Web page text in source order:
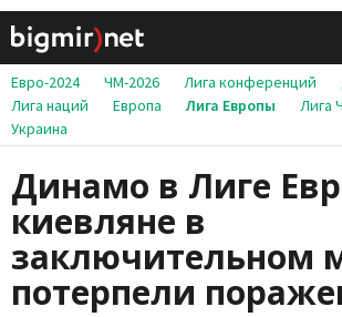
Евро-2024 ЧМ-2026 Лига конференций
Лига наций
Европа Лига Европы
Лига
Украина
Динамо в Лиге
киевляне в
заключительном
потерпели